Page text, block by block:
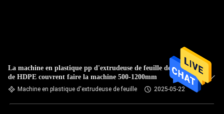
La machine en plastique pp d'extrudeuse de feuille de LDPE
de HDPE couvrent faire la machine 500-1200mm
Machine en plastique d'extrudeuse de feuille 2025-05-22